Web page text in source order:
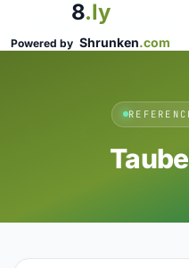
8.ly
Powered by Shrunken.com